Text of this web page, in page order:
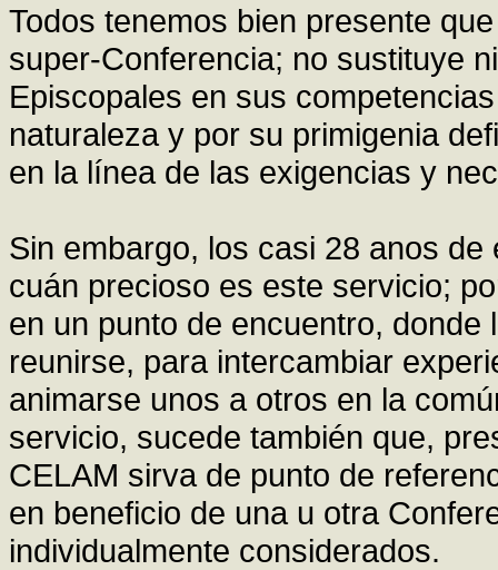
Todos tenemos bien presente
super-Conferencia; no sustituye
Episcopales en sus
naturaleza y por su primigenia
en la línea de las exigencias y
Sin embargo, los casi 28 anos
cuán precioso es este servicio;
en un punto de encuentro,
reunirse, para intercambiar
animarse unos a otros en la
servicio, sucede también que,
CELAM sirva de punto de
en beneficio de una u otra
individualmente considerados.